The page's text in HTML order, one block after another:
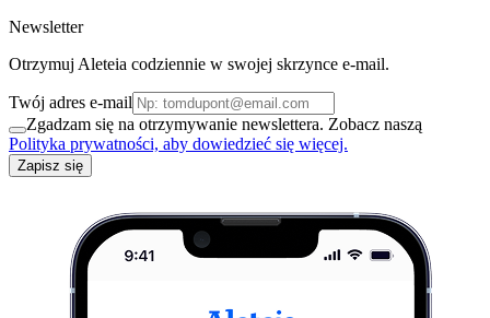
Newsletter
Otrzymuj Aleteia codziennie w swojej skrzynce e-mail.
Twój adres e-mail
Zgadzam się na otrzymywanie newslettera. Zobacz naszą
Polityka prywatności, aby dowiedzieć się więcej.
Zapisz się